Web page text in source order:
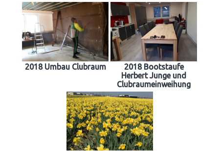
2018 Umbau Clubraum
2018 Bootstaufe
Herbert Junge und
Clubraumeinweihung